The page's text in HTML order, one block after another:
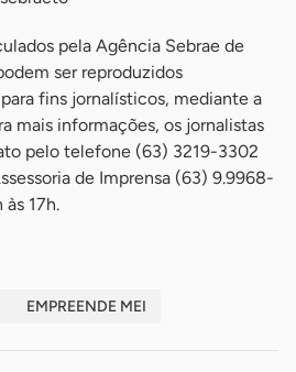
pela Agência Sebrae de
ser reproduzidos
fins jornalísticos, mediante a
mais informações, os jornalistas
pelo telefone (63) 3219-3302
de Imprensa (63) 9.9968-
17h.
EMPREENDE MEI